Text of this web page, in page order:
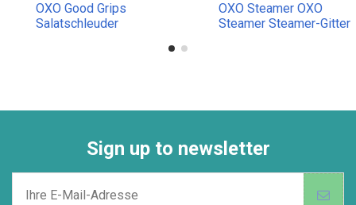
OXO Good Grips
Salatschleuder
OXO Steamer OXO
Steamer Steamer-Gitter
Sign up to newsletter